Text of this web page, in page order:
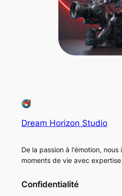
Dream Horizon Studio
De la passion à l'émotion, nous
moments de vie avec
Confidentialité